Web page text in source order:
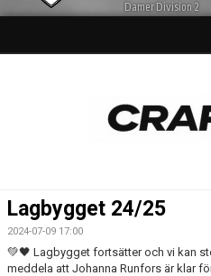
Damer Division 2
BILDGALLERI
DOKUMENT
Lagbygget 24/25
2024-07-09 17:00
💚🖤 Lagbygget fortsätter och vi kan
meddela att Johanna Runfors är klar